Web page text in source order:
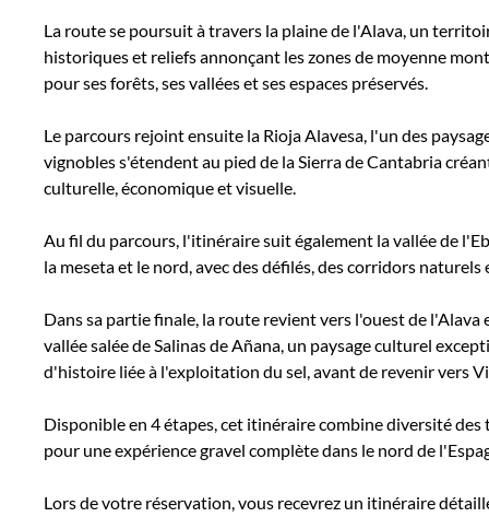
La route se poursuit à travers la plaine de l'Alava, un
historiques et reliefs annonçant les zones de moyenne
pour ses forêts, ses vallées et ses espaces préservés.
Le parcours rejoint ensuite la Rioja Alavesa, l'un des
vignobles s'étendent au pied de la Sierra de Cantabria
culturelle, économique et visuelle.
Au fil du parcours, l'itinéraire suit également la vallée de
la meseta et le nord, avec des défilés, des corridors naturels
Dans sa partie finale, la route revient vers l'ouest de l'Alava
vallée salée de Salinas de Añana, un paysage culturel
d'histoire liée à l'exploitation du sel, avant de revenir vers
Disponible en 4 étapes, cet itinéraire combine diversité
pour une expérience gravel complète dans le nord de
Lors de votre réservation, vous recevrez un itinéraire